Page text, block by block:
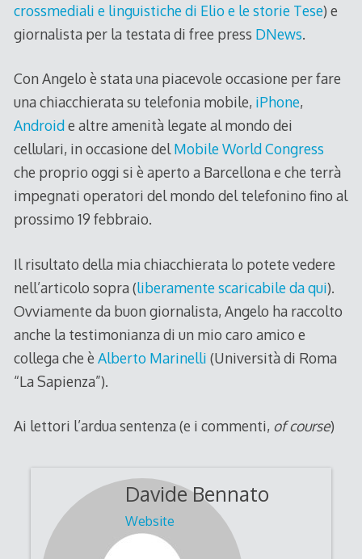
crossmediali e linguistiche di Elio e le storie Tese) e
giornalista per la testata di free press DNews.
Con Angelo è stata una piacevole occasione per fare
una chiacchierata su telefonia mobile, iPhone,
Androide altre amenità legate al mondo dei
cellulari, in occasione delMobile World Congress
che proprio oggi si è aperto a Barcellona e che terrà
impegnati operatori del mondo del telefonino fino al
prossimo 19 febbraio.
Il risultato della mia chiacchierata lo potete vedere
nell’articolo sopra (liberamente scaricabile da qui).
Ovviamente da buon giornalista, Angelo ha raccolto
anche la testimonianza di un mio caro amico e
collega che è Alberto Marinelli (Università di Roma
“La Sapienza”).
Ai lettori l’ardua sentenza (e i commenti, of course)
Davide Bennato
Website